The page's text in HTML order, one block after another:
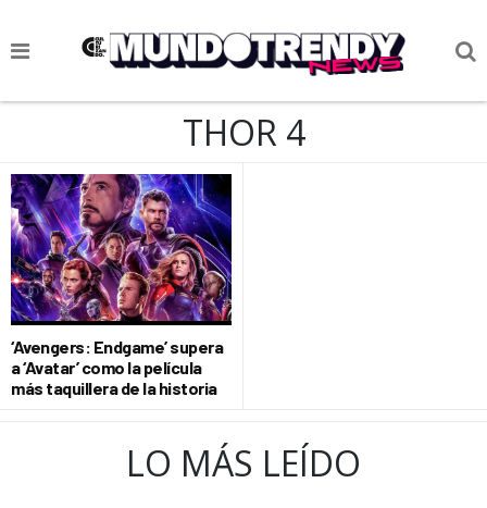
NOTICIAS
CIENCIA Y TECNOLOGÍA
VIDA
SOCIEDAD
CULTURIZANDO.COM
THOR 4
‘Avengers: Endgame’ supera
a ‘Avatar’ como la película
más taquillera de la historia
LO MÁS LEÍDO